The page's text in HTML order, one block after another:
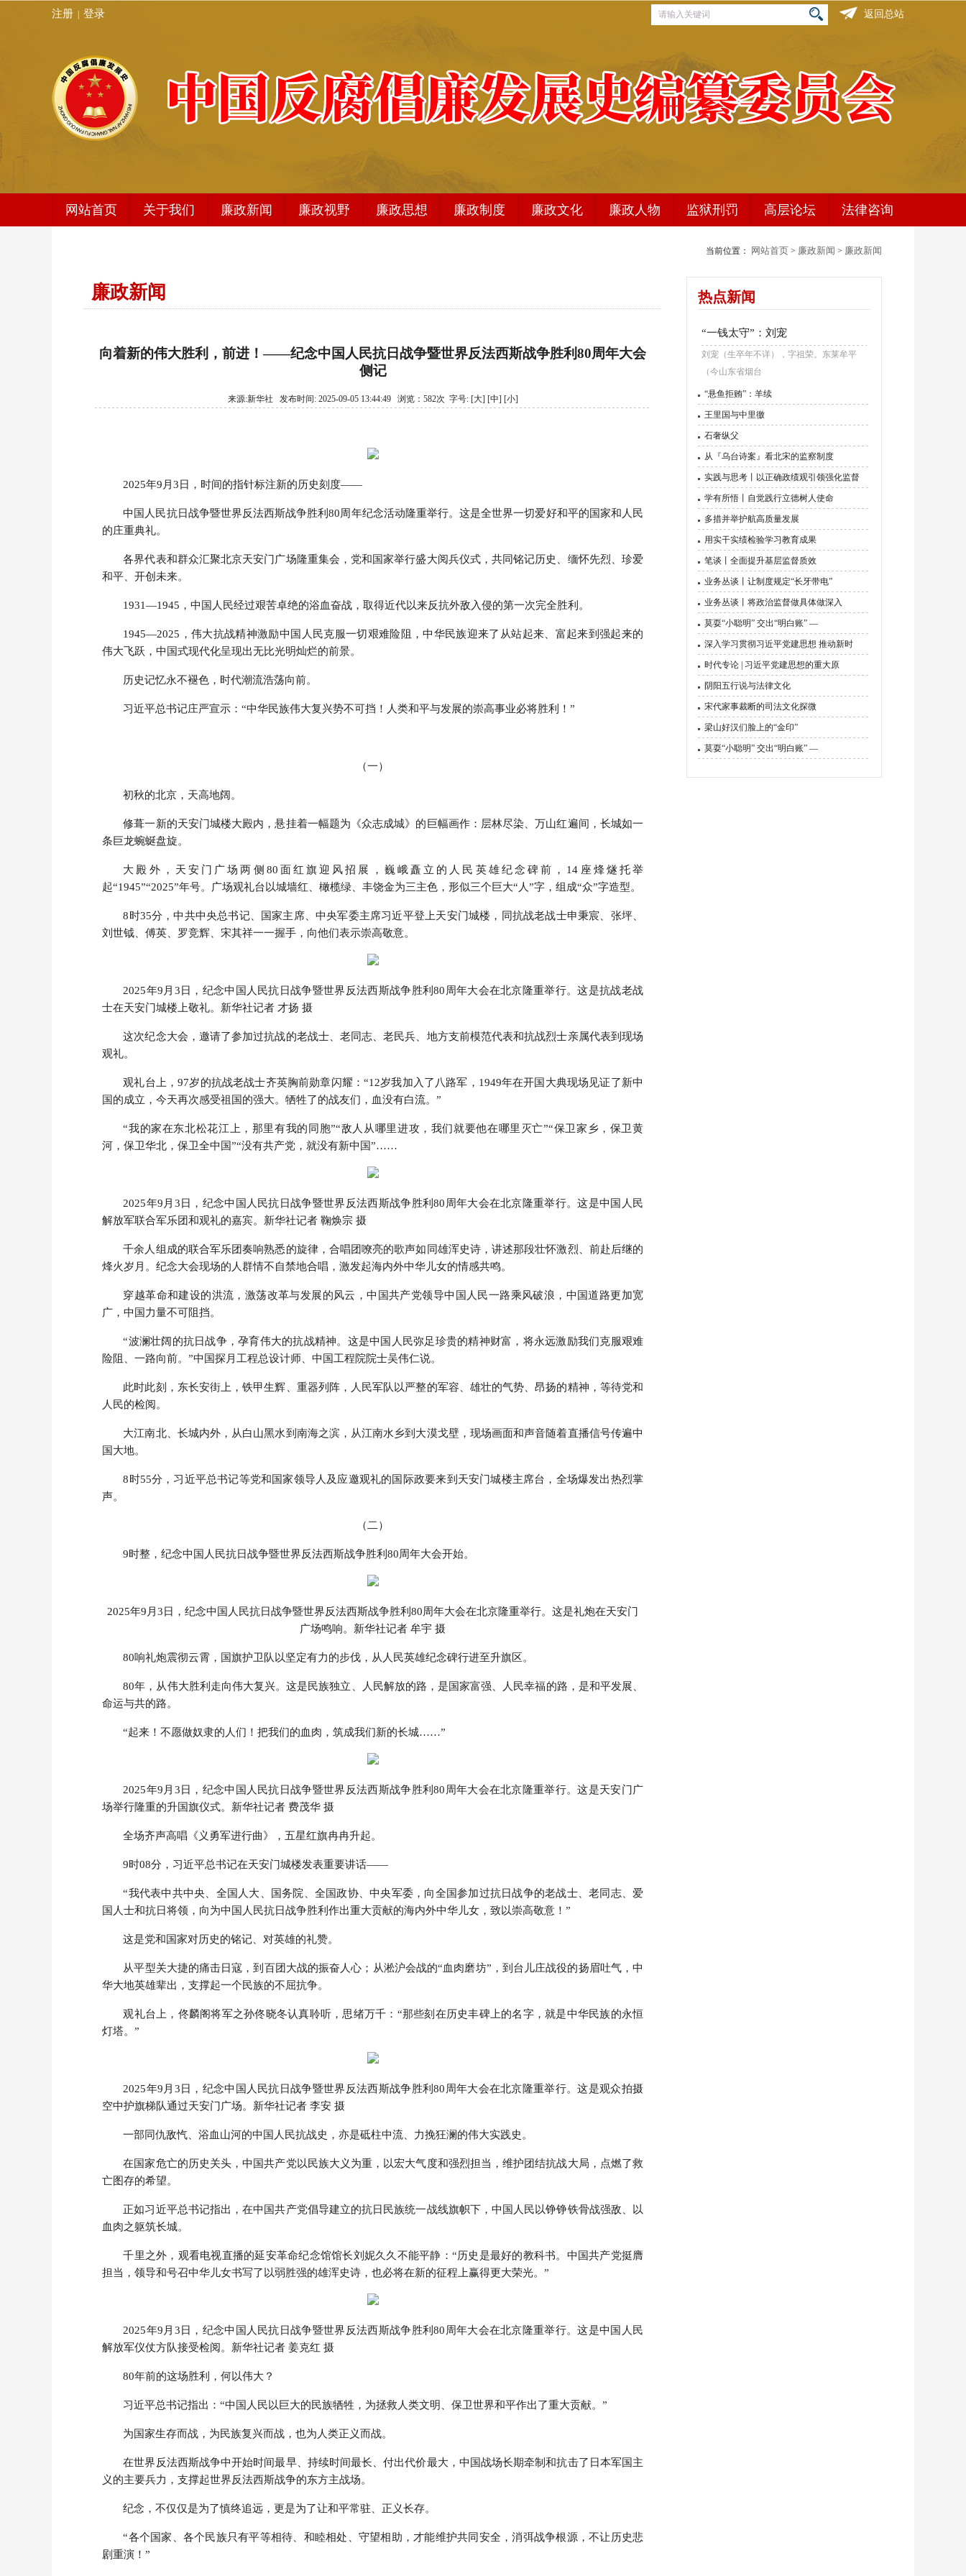
注册 登录 返回总站
网站首页 关于我们
编委会架构
读者服务部
廉政新闻 廉政视野 廉政思想 廉政制度 廉政文化 廉政人物 监狱刑罚 高层论坛
高层论坛
法律咨询
当前位置： 网站首页 > 廉政新闻 > 廉政新闻
廉政新闻
向着新的伟大胜利，前进！——纪念中国人民抗日战争暨世界反法西斯战争胜利80周年大会
侧记
来源:新华社 发布时间: 2025-09-05 13:44:49 浏览：582次 字号: [大] [中] [小]
2025年9月3日，时间的指针标注新的历史刻度——
中国人民抗日战争暨世界反法西斯战争胜利80周年纪念活动隆重举行。这是全世界一切爱好和平的国家和人民
的庄重典礼。
各界代表和群众汇聚北京天安门广场隆重集会，党和国家举行盛大阅兵仪式，共同铭记历史、缅怀先烈、珍爱
和平、开创未来。
1931—1945，中国人民经过艰苦卓绝的浴血奋战，取得近代以来反抗外敌入侵的第一次完全胜利。
1945—2025，伟大抗战精神激励中国人民克服一切艰难险阻，中华民族迎来了从站起来、富起来到强起来的
伟大飞跃，中国式现代化呈现出无比光明灿烂的前景。
历史记忆永不褪色，时代潮流浩荡向前。
习近平总书记庄严宣示：“中华民族伟大复兴势不可挡！人类和平与发展的崇高事业必将胜利！”
（一）
初秋的北京，天高地阔。
修葺一新的天安门城楼大殿内，悬挂着一幅题为《众志成城》的巨幅画作：层林尽染、万山红遍间，长城如一
条巨龙蜿蜒盘旋。
大殿外，天安门广场两侧80面红旗迎风招展，巍峨矗立的人民英雄纪念碑前，14座烽燧托举
起“1945”“2025”年号。广场观礼台以城墙红、橄榄绿、丰饶金为三主色，形似三个巨大“人”字，组成“众”字造型。
8时35分，中共中央总书记、国家主席、中央军委主席习近平登上天安门城楼，同抗战老战士申秉宸、张坪、
刘世钺、傅英、罗竞辉、宋其祥一一握手，向他们表示崇高敬意。
2025年9月3日，纪念中国人民抗日战争暨世界反法西斯战争胜利80周年大会在北京隆重举行。这是抗战老战
士在天安门城楼上敬礼。新华社记者 才扬 摄
这次纪念大会，邀请了参加过抗战的老战士、老同志、老民兵、地方支前模范代表和抗战烈士亲属代表到现场
观礼。
观礼台上，97岁的抗战老战士齐英胸前勋章闪耀：“12岁我加入了八路军，1949年在开国大典现场见证了新中
国的成立，今天再次感受祖国的强大。牺牲了的战友们，血没有白流。”
“我的家在东北松花江上，那里有我的同胞”“敌人从哪里进攻，我们就要他在哪里灭亡”“保卫家乡，保卫黄
河，保卫华北，保卫全中国”“没有共产党，就没有新中国”……
2025年9月3日，纪念中国人民抗日战争暨世界反法西斯战争胜利80周年大会在北京隆重举行。这是中国人民
解放军联合军乐团和观礼的嘉宾。新华社记者 鞠焕宗 摄
千余人组成的联合军乐团奏响熟悉的旋律，合唱团嘹亮的歌声如同雄浑史诗，讲述那段壮怀激烈、前赴后继的
烽火岁月。纪念大会现场的人群情不自禁地合唱，激发起海内外中华儿女的情感共鸣。
穿越革命和建设的洪流，激荡改革与发展的风云，中国共产党领导中国人民一路乘风破浪，中国道路更加宽
广，中国力量不可阻挡。
“波澜壮阔的抗日战争，孕育伟大的抗战精神。这是中国人民弥足珍贵的精神财富，将永远激励我们克服艰难
险阻、一路向前。”中国探月工程总设计师、中国工程院院士吴伟仁说。
此时此刻，东长安街上，铁甲生辉、重器列阵，人民军队以严整的军容、雄壮的气势、昂扬的精神，等待党和
人民的检阅。
大江南北、长城内外，从白山黑水到南海之滨，从江南水乡到大漠戈壁，现场画面和声音随着直播信号传遍中
国大地。
8时55分，习近平总书记等党和国家领导人及应邀观礼的国际政要来到天安门城楼主席台，全场爆发出热烈掌
声。
（二）
9时整，纪念中国人民抗日战争暨世界反法西斯战争胜利80周年大会开始。
2025年9月3日，纪念中国人民抗日战争暨世界反法西斯战争胜利80周年大会在北京隆重举行。这是礼炮在天安门
广场鸣响。新华社记者 牟宇 摄
80响礼炮震彻云霄，国旗护卫队以坚定有力的步伐，从人民英雄纪念碑行进至升旗区。
80年，从伟大胜利走向伟大复兴。这是民族独立、人民解放的路，是国家富强、人民幸福的路，是和平发展、
命运与共的路。
“起来！不愿做奴隶的人们！把我们的血肉，筑成我们新的长城……”
2025年9月3日，纪念中国人民抗日战争暨世界反法西斯战争胜利80周年大会在北京隆重举行。这是天安门广
场举行隆重的升国旗仪式。新华社记者 费茂华 摄
全场齐声高唱《义勇军进行曲》，五星红旗冉冉升起。
9时08分，习近平总书记在天安门城楼发表重要讲话——
“我代表中共中央、全国人大、国务院、全国政协、中央军委，向全国参加过抗日战争的老战士、老同志、爱
国人士和抗日将领，向为中国人民抗日战争胜利作出重大贡献的海内外中华儿女，致以崇高敬意！”
这是党和国家对历史的铭记、对英雄的礼赞。
从平型关大捷的痛击日寇，到百团大战的振奋人心；从淞沪会战的“血肉磨坊”，到台儿庄战役的扬眉吐气，中
华大地英雄辈出，支撑起一个民族的不屈抗争。
观礼台上，佟麟阁将军之孙佟晓冬认真聆听，思绪万千：“那些刻在历史丰碑上的名字，就是中华民族的永恒
灯塔。”
2025年9月3日，纪念中国人民抗日战争暨世界反法西斯战争胜利80周年大会在北京隆重举行。这是观众拍摄
空中护旗梯队通过天安门广场。新华社记者 李安 摄
一部同仇敌忾、浴血山河的中国人民抗战史，亦是砥柱中流、力挽狂澜的伟大实践史。
在国家危亡的历史关头，中国共产党以民族大义为重，以宏大气度和强烈担当，维护团结抗战大局，点燃了救
亡图存的希望。
正如习近平总书记指出，在中国共产党倡导建立的抗日民族统一战线旗帜下，中国人民以铮铮铁骨战强敌、以
血肉之躯筑长城。
千里之外，观看电视直播的延安革命纪念馆馆长刘妮久久不能平静：“历史是最好的教科书。中国共产党挺膺
担当，领导和号召中华儿女书写了以弱胜强的雄浑史诗，也必将在新的征程上赢得更大荣光。”
2025年9月3日，纪念中国人民抗日战争暨世界反法西斯战争胜利80周年大会在北京隆重举行。这是中国人民
解放军仪仗方队接受检阅。新华社记者 姜克红 摄
80年前的这场胜利，何以伟大？
习近平总书记指出：“中国人民以巨大的民族牺牲，为拯救人类文明、保卫世界和平作出了重大贡献。”
为国家生存而战，为民族复兴而战，也为人类正义而战。
在世界反法西斯战争中开始时间最早、持续时间最长、付出代价最大，中国战场长期牵制和抗击了日本军国主
义的主要兵力，支撑起世界反法西斯战争的东方主战场。
纪念，不仅仅是为了慎终追远，更是为了让和平常驻、正义长存。
“各个国家、各个民族只有平等相待、和睦相处、守望相助，才能维护共同安全，消弭战争根源，不让历史悲
剧重演！”
热点新闻
“一钱太守”：刘宠
刘宠（生卒年不详），字祖荣。东莱牟平
（今山东省烟台
“悬鱼拒贿”：羊续
王里国与中里徼
石奢纵父
从『乌台诗案』看北宋的监察制度
实践与思考丨以正确政绩观引领强化监督
学有所悟丨自觉践行立德树人使命
多措并举护航高质量发展
用实干实绩检验学习教育成果
笔谈丨全面提升基层监督质效
业务丛谈丨让制度规定“长牙带电”
业务丛谈丨将政治监督做具体做深入
莫耍“小聪明” 交出“明白账” —
深入学习贯彻习近平党建思想 推动新时
时代专论 | 习近平党建思想的重大原
阴阳五行说与法律文化
宋代家事裁断的司法文化探微
梁山好汉们脸上的“金印”
莫耍“小聪明” 交出“明白账” —